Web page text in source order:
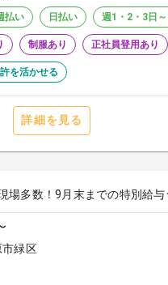
払い 日払い 週1・2・3日
制服あり 正社員登用あり
を活かせる
詳細を見る
現場多数！9月末までの特別
緑区